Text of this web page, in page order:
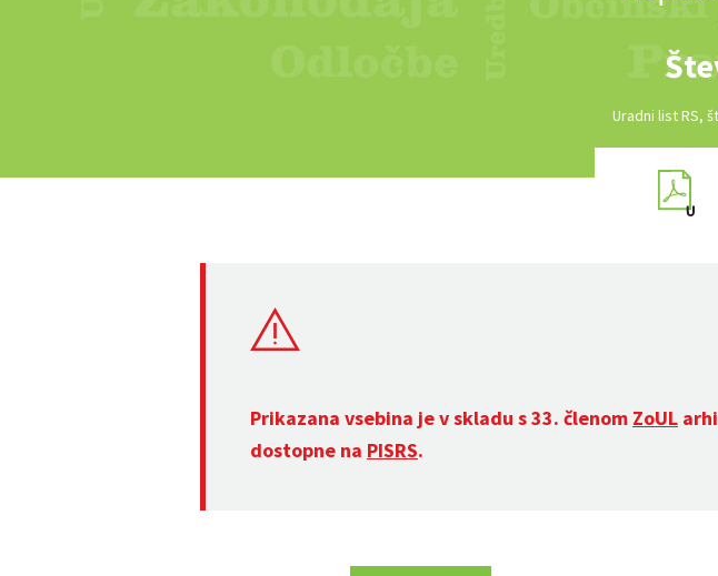
Uradni list RS,
Prikazana vsebina je v skladu s 33. členom ZoUL
dostopne na PISRS.